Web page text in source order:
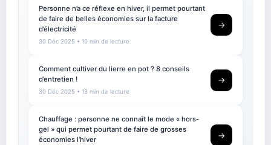
Personne n’a ce réflexe en hiver, il permet pourtant
de faire de belles économies sur la facture
d’électricité
30 Déc 2025 • 10 min de lecture
→
Comment cultiver du lierre en pot ? 8 conseils
d’entretien !
30 Déc 2025 • 13 min de lecture
→
Chauffage : personne ne connaît le mode « hors-
gel » qui permet pourtant de faire de grosses
économies l’hiver
→